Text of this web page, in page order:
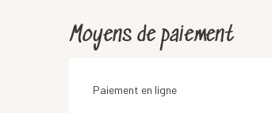
Moyens de paiement
Paiement en ligne